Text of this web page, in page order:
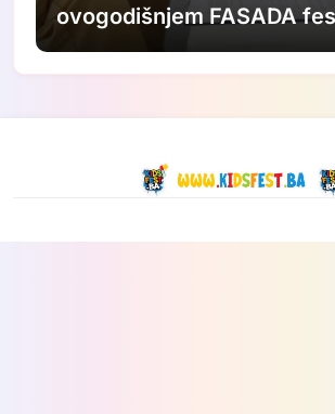
ovogodišnjem FASADA
Nastavljamo ulagati u
umjetnost